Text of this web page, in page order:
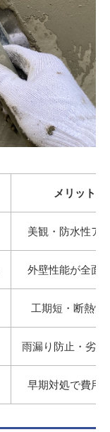
メリット
美観・防水性ア
外壁性能が全面
工期短・断熱性
雨漏り防止・劣化
早期対処で費用